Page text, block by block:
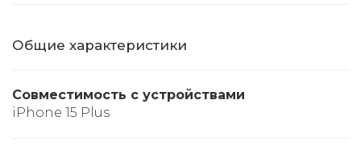
Общие характеристики
Совместимость с устройствами
iPhone 15 Plus